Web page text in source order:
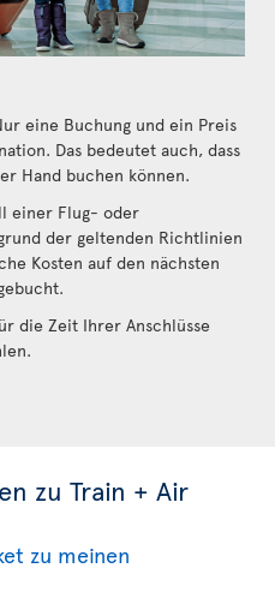
eine Buchung und ein Preis
Das bedeutet auch, dass
Hand buchen können.
einer Flug- oder
der geltenden Richtlinien
Kosten auf den nächsten
die Zeit Ihrer Anschlüsse
zu Train + Air
zu meinen